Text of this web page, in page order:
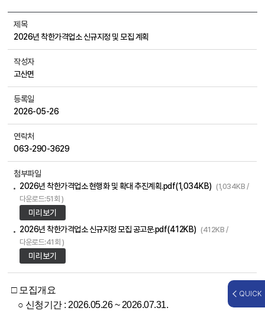
제목
2026년 착한가격업소 신규지정 및 모집 계획
작성자
고산면
등록일
2026-05-26
연락처
063-290-3629
첨부파일
2026년 착한가격업소 현행화 및 확대 추진계획.pdf(1,034KB) (1,034KB /
다운로드:51회 )
미리보기
2026년 착한가격업소 신규지정 모집 공고문.pdf(412KB) (412KB /
다운로드:41회 )
미리보기
□ 모집개요
○ 신청기간 : 2026.05.26 ~ 2026.07.31.
QUICK